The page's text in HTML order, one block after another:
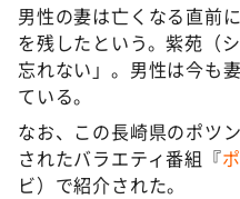
男性の妻は亡くなる直前
を残したという。紫苑（
忘れない」。男性は今も
ている。
なお、この長崎県のポツ
されたバラエティ番組『
ビ）で紹介された。